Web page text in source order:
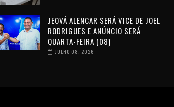
JEOVÁ ALENCAR SERÁ VICE DE JOEL
RODRIGUES E ANÚNCIO SERÁ
QUARTA-FEIRA (08)
JULHO 08, 2026